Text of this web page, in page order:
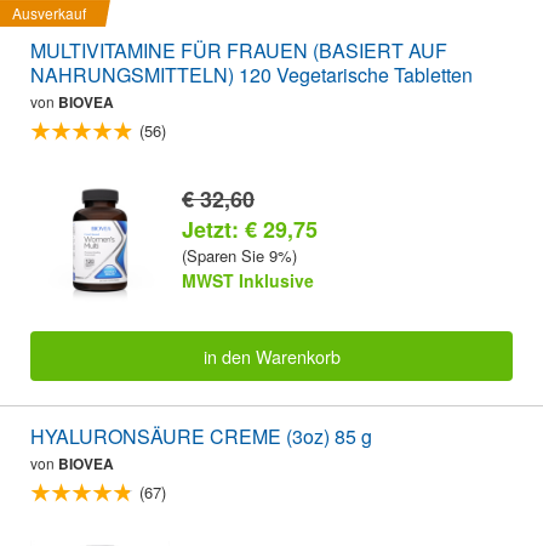
Ausverkauf
MULTIVITAMINE FÜR FRAUEN (BASIERT AUF
NAHRUNGSMITTELN) 120 Vegetarische Tabletten
von BIOVEA
(56)
€ 32,60
Jetzt: € 29,75
(Sparen Sie 9%)
MWST Inklusive
in den Warenkorb
HYALURONSÄURE CREME (3oz) 85 g
von BIOVEA
(67)